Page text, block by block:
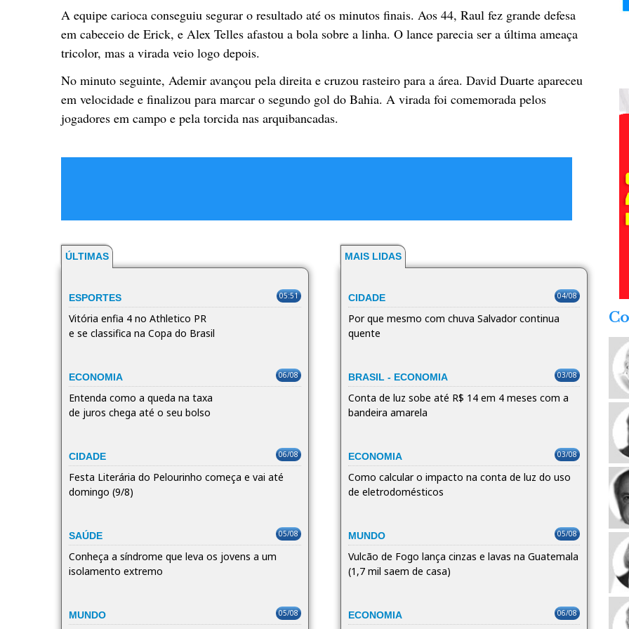
A equipe carioca conseguiu segurar o resultado até os minutos finais. Aos 44, Raul fez grande defesa
em cabeceio de Erick, e Alex Telles afastou a bola sobre a linha. O lance parecia ser a última ameaça
tricolor, mas a virada veio logo depois.
No minuto seguinte, Ademir avançou pela direita e cruzou rasteiro para a área. David Duarte apareceu
em velocidade e finalizou para marcar o segundo gol do Bahia. A virada foi comemorada pelos
jogadores em campo e pela torcida nas arquibancadas.
ÚLTIMAS
ESPORTES 05:51
Vitória enfia 4 no Athletico PR
e se classifica na Copa do Brasil
ECONOMIA 06/08
Entenda como a queda na taxa
de juros chega até o seu bolso
CIDADE 06/08
Festa Literária do Pelourinho começa e vai até
domingo (9/8)
SAÚDE 05/08
Conheça a síndrome que leva os jovens a um
isolamento extremo
MUNDO 05/08
MAIS LIDAS
CIDADE 04/08
Por que mesmo com chuva Salvador continua
quente
BRASIL - ECONOMIA 03/08
Conta de luz sobe até R$ 14 em 4 meses com a
bandeira amarela
ECONOMIA 03/08
Como calcular o impacto na conta de luz do uso
de eletrodomésticos
MUNDO 05/08
Vulcão de Fogo lança cinzas e lavas na Guatemala
(1,7 mil saem de casa)
ECONOMIA 06/08